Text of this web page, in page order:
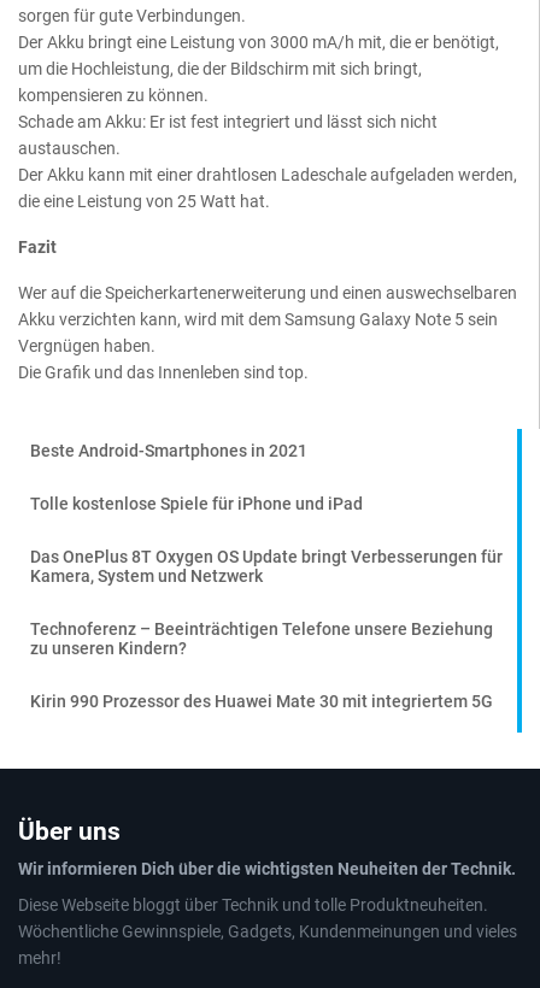
sorgen für gute Verbindungen.
Der Akku bringt eine Leistung von 3000 mA/h mit, die er benötigt,
um die Hochleistung, die der Bildschirm mit sich bringt,
kompensieren zu können.
Schade am Akku: Er ist fest integriert und lässt sich nicht
austauschen.
Der Akku kann mit einer drahtlosen Ladeschale aufgeladen werden,
die eine Leistung von 25 Watt hat.
Fazit
Wer auf die Speicherkartenerweiterung und einen auswechselbaren
Akku verzichten kann, wird mit dem Samsung Galaxy Note 5 sein
Vergnügen haben.
Die Grafik und das Innenleben sind top.
Beste Android-Smartphones in 2021
Tolle kostenlose Spiele für iPhone und iPad
Das OnePlus 8T Oxygen OS Update bringt Verbesserungen für
Kamera, System und Netzwerk
Technoferenz – Beeinträchtigen Telefone unsere Beziehung
zu unseren Kindern?
Kirin 990 Prozessor des Huawei Mate 30 mit integriertem 5G
Über uns
Wir informieren Dich über die wichtigsten Neuheiten der Technik.
Diese Webseite bloggt über Technik und tolle Produktneuheiten.
Wöchentliche Gewinnspiele, Gadgets, Kundenmeinungen und vieles
mehr!